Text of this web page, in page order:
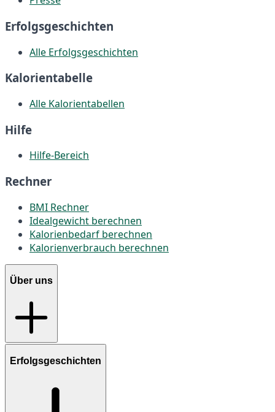
Erfolgsgeschichten
Alle Erfolgsgeschichten
Kalorientabelle
Alle Kalorientabellen
Hilfe
Hilfe-Bereich
Rechner
BMI Rechner
Idealgewicht berechnen
Kalorienbedarf berechnen
Kalorienverbrauch berechnen
Über uns
Erfolgsgeschichten